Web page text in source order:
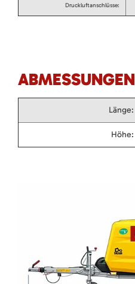
Druckluftanschlüsse:
ABMESSUNGEN
Länge:
Höhe: